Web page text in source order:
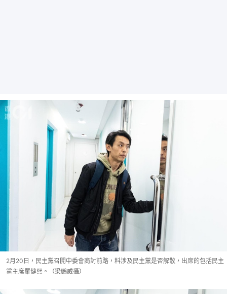
2月20日，民主黨召開中委會商討前路，料涉及民主黨是否解散，出席的包括民主
黨主席羅健熙。（梁鵬威攝）